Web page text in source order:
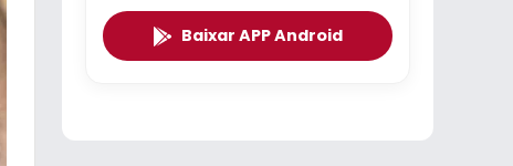
Baixar APP Android